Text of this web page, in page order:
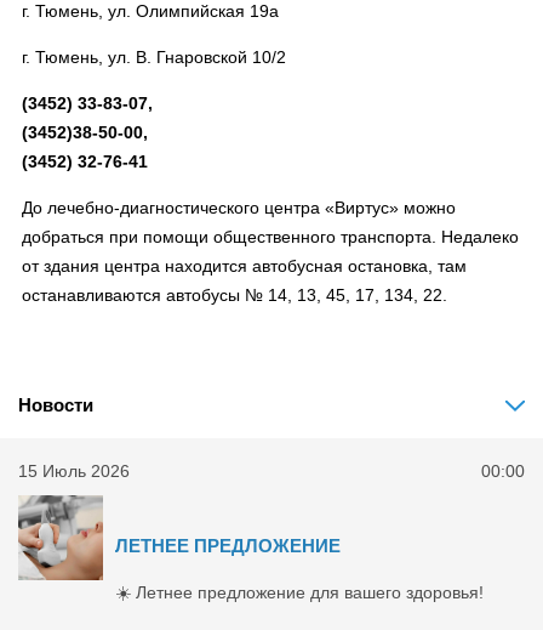
г. Тюмень, ул. Олимпийская 19а
г. Тюмень, ул. В. Гнаровской 10/2
(3452) 33-83-07,
(3452)38-50-00,
(3452) 32-76-41
До лечебно-диагностического центра «Виртус» можно
добраться при помощи общественного транспорта. Недалеко
от здания центра находится автобусная остановка, там
останавливаются автобусы № 14, 13, 45, 17, 134, 22.
Новости
15 Июль 2026 00:00
ЛЕТНЕЕ ПРЕДЛОЖЕНИЕ
☀️ Летнее предложение для вашего здоровья!